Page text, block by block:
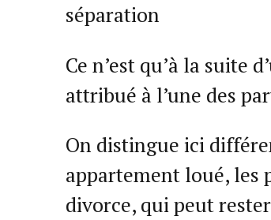
séparation
Ce n’est qu’à la suite
attribué à l’une des
On distingue ici
appartement loué, les
divorce, qui peut